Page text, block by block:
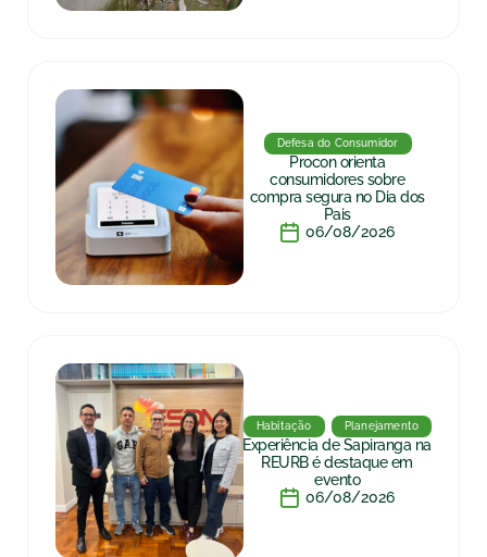
Defesa do Consumidor
Procon orienta
consumidores sobre
compra segura no Dia dos
Pais
06/08/2026
Habitação Planejamento
Experiência de Sapiranga na
REURB é destaque em
evento
06/08/2026